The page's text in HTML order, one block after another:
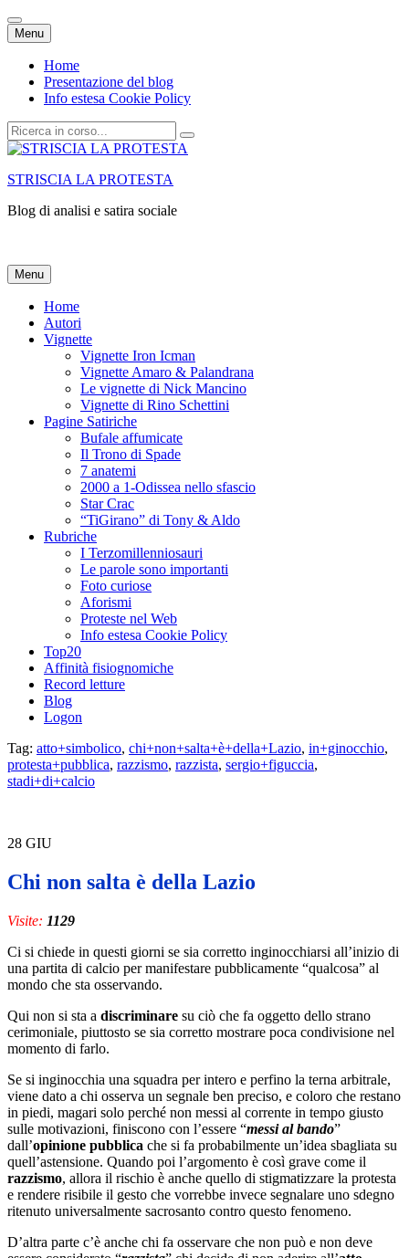
Menu Vai
al
contenuto
Home
Presentazione del blog
Info estesa Cookie Policy
Cerca:
STRISCIA LA PROTESTA
Blog di analisi e satira sociale
Menu Vai
al
contenuto
Home
Autori
Vignette
Vignette Iron Icman
Vignette Amaro & Palandrana
Le vignette di Nick Mancino
Vignette di Rino Schettini
Pagine Satiriche
Bufale affumicate
Il Trono di Spade
7 anatemi
2000 a 1-Odissea nello sfascio
Star Crac
“TiGirano” di Tony & Aldo
Rubriche
I Terzomillenniosauri
Le parole sono importanti
Foto curiose
Aforismi
Proteste nel Web
Info estesa Cookie Policy
Top20
Affinità fisiognomiche
Record letture
Blog
Logon
Tag: atto+simbolico, chi+non+salta+è+della+Lazio, in+ginocchio,
protesta+pubblica, razzismo, razzista, sergio+figuccia,
stadi+di+calcio
28 GIU
Chi non salta è della Lazio
Visite: 1129
Ci si chiede in questi giorni se sia corretto inginocchiarsi all’inizio di
una partita di calcio per manifestare pubblicamente “qualcosa” al
mondo che sta osservando.
Qui non si sta a discriminare su ciò che fa oggetto dello strano
cerimoniale, piuttosto se sia corretto mostrare poca condivisione nel
momento di farlo.
Se si inginocchia una squadra per intero e perfino la terna arbitrale,
viene dato a chi osserva un segnale ben preciso, e coloro che restano
in piedi, magari solo perché non messi al corrente in tempo giusto
sulle motivazioni, finiscono con l’essere “messi al bando”
dall’opinione pubblica che si fa probabilmente un’idea sbagliata su
quell’astensione. Quando poi l’argomento è così grave come il
razzismo, allora il rischio è anche quello di stigmatizzare la protesta
e rendere risibile il gesto che vorrebbe invece segnalare uno sdegno
ritenuto universalmente sacrosanto contro questo fenomeno.
D’altra parte c’è anche chi fa osservare che non può e non deve